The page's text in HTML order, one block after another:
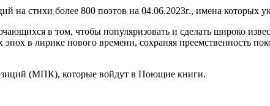
стихи более 800 поэтов на 04.06.2023г., имена которых
в том, чтобы популяризовать и сделать широко
в лирике нового времени, сохраняя преемственность
(МПК), которые войдут в Поющие книги.